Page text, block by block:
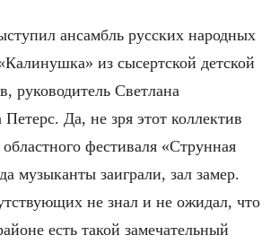
ансамбль русских народных
из сысертской детской
руководитель Светлана
Да, не зря этот коллектив
областного фестиваля «Струнная
музыканты заиграли, зал замер.
не знал и не ожидал, что
есть такой замечательный